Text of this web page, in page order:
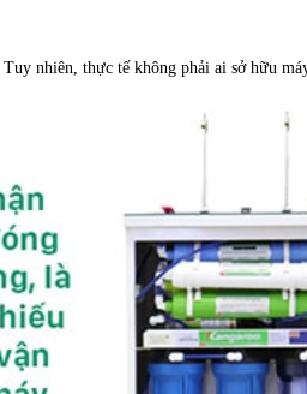
nhiên, thực tế không phải ai sở hữu